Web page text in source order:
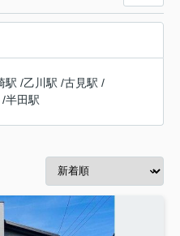
駅 /乙川駅 /古見駅 /
/半田駅